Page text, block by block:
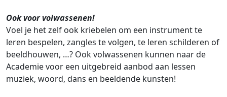
Ook voor volwassenen!
Voel je het zelf ook kriebelen om een instrument te
leren bespelen, zangles te volgen, te leren schilderen of
beeldhouwen, …? Ook volwassenen kunnen naar de
Academie voor een uitgebreid aanbod aan lessen
muziek, woord, dans en beeldende kunsten!